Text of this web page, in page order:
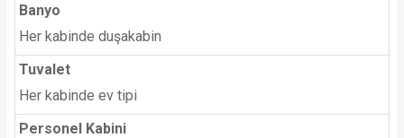
Banyo
Her kabinde duşakabin
Tuvalet
Her kabinde ev tipi
Personel Kabini